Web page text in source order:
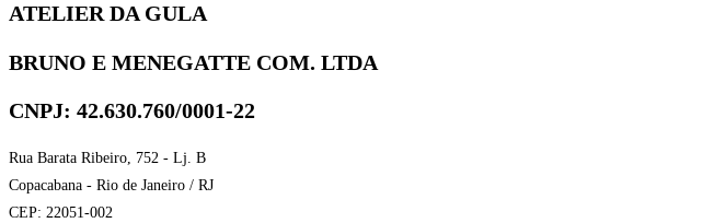
MAVALÉRIO
ATELIER DA GULA
BRUNO E MENEGATTE COM. LTDA
CNPJ: 42.630.760/0001-22
Rua Barata Ribeiro, 752 - Lj. B
Copacabana - Rio de Janeiro / RJ
CEP: 22051-002